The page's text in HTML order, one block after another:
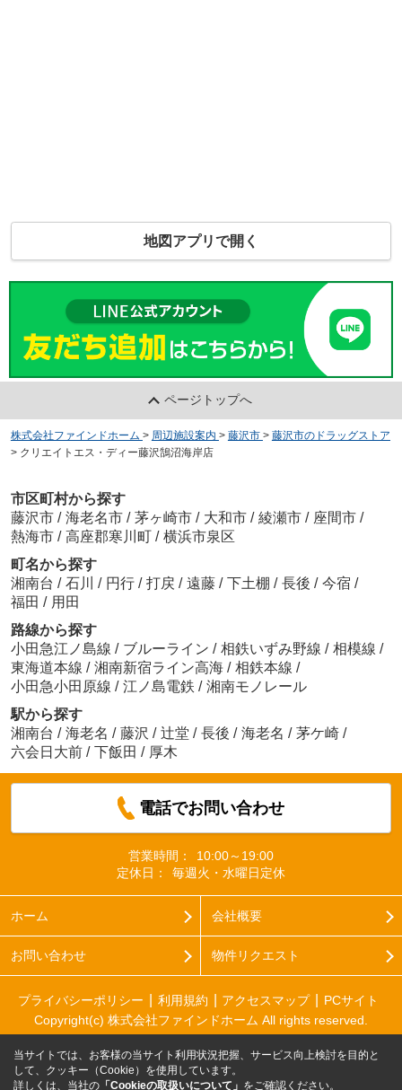
地図アプリで開く
ページトップへ
株式会社ファインドホーム > 周辺施設案内 > 藤沢市 > 藤沢市のドラッグストア
> クリエイトエス・ディー藤沢鵠沼海岸店
市区町村から探す
藤沢市 / 海老名市 / 茅ヶ崎市 / 大和市 / 綾瀬市 / 座間市 /
熱海市 / 高座郡寒川町 / 横浜市泉区
町名から探す
湘南台 / 石川 / 円行 / 打戻 / 遠藤 / 下土棚 / 長後 / 今宿 /
福田 / 用田
路線から探す
小田急江ノ島線 / ブルーライン / 相鉄いずみ野線 / 相模線 /
東海道本線 / 湘南新宿ライン高海 / 相鉄本線 /
小田急小田原線 / 江ノ島電鉄 / 湘南モノレール
駅から探す
湘南台 / 海老名 / 藤沢 / 辻堂 / 長後 / 海老名 / 茅ケ崎 /
六会日大前 / 下飯田 / 厚木
電話でお問い合わせ
営業時間：
10:00～19:00
定休日：
毎週火・水曜日定休
ホーム 会社概要
お問い合わせ 物件リクエスト
プライバシーポリシー 利用規約 アクセスマップ
PCサイト
Copyright(c) 株式会社ファインドホーム All rights reserved.
当サイトでは、お客様の当サイト利用状況把握、サービス向上検討を目的と
して、クッキー（Cookie）を使用しています。
詳しくは、当社の 「Cookieの取扱いについて」 をご確認ください。